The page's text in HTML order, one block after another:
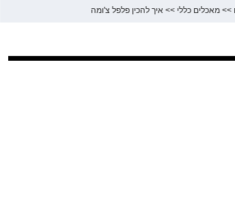
>> מאכלים כללי >> איך להכין פלפל צ'ומה